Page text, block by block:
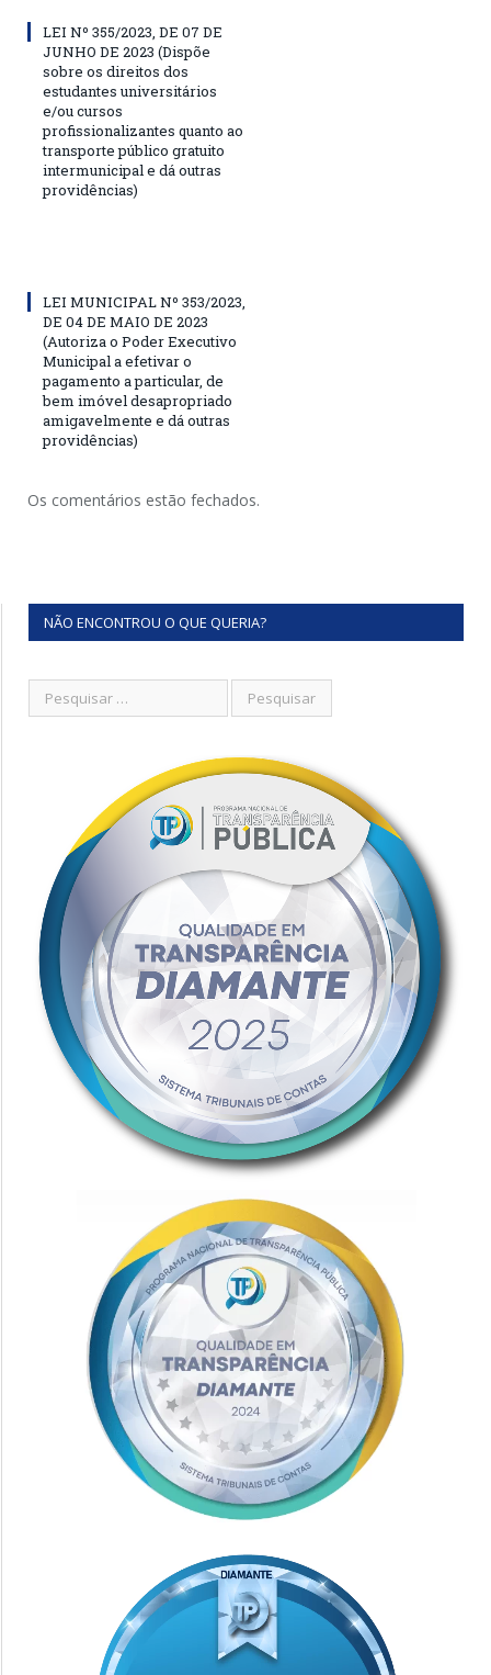
LEI Nº 355/2023, DE 07 DE
JUNHO DE 2023 (Dispõe
sobre os direitos dos
estudantes universitários
e/ou cursos
profissionalizantes quanto ao
transporte público gratuito
intermunicipal e dá outras
providências)
LEI MUNICIPAL Nº 353/2023,
DE 04 DE MAIO DE 2023
(Autoriza o Poder Executivo
Municipal a efetivar o
pagamento a particular, de
bem imóvel desapropriado
amigavelmente e dá outras
providências)
Os comentários estão fechados.
NÃO ENCONTROU O QUE QUERIA?